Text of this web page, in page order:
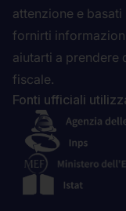
attenzione e
fornirti
aiutarti a prendere
fiscale.
Fonti ufficiali